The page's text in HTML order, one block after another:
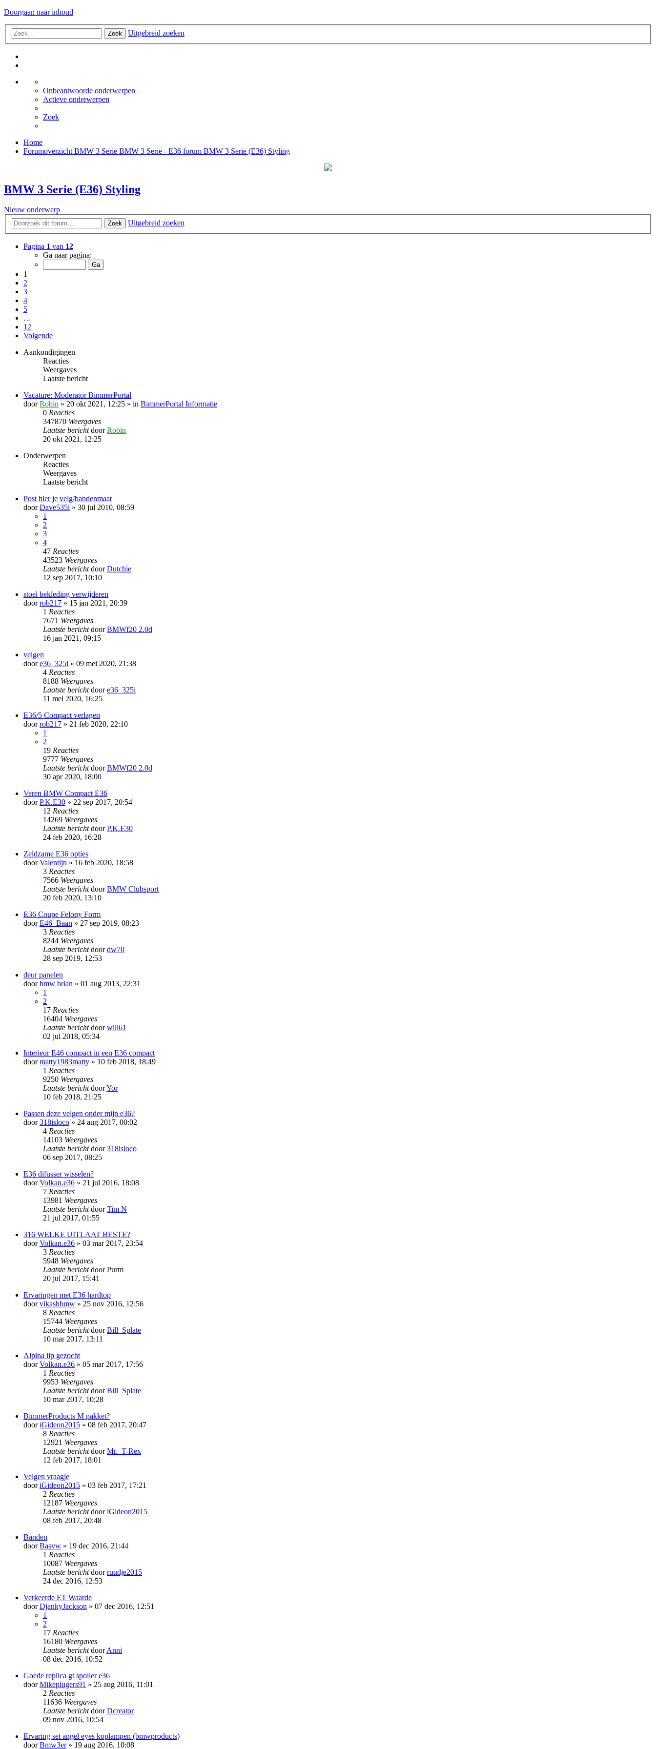
Doorgaan naar inhoud
Zoek Uitgebreid zoeken
Onbeantwoorde onderwerpen
Actieve onderwerpen
Zoek
Home
Forumoverzicht BMW 3 Serie BMW 3 Serie - E36 forum BMW 3 Serie (E36) Styling
BMW 3 Serie (E36) Styling
Nieuw onderwerp
Zoek Uitgebreid zoeken
Pagina 1 van 12
Ga naar pagina:
1
2
3
4
5
…
12
Volgende
Aankondigingen
Reacties
Weergaves
Laatste bericht
Vacature: Moderator BimmerPortal
doorRobin » 20 okt 2021, 12:25 » in BimmerPortal Informatie
0 Reacties
347870 Weergaves
Laatste berichtdoorRobin
20 okt 2021, 12:25
Onderwerpen
Reacties
Weergaves
Laatste bericht
Post hier je velg/bandenmaat
doorDave535i » 30 jul 2010, 08:59
1
2
3
4
47 Reacties
43523 Weergaves
Laatste berichtdoorDutchie
12 sep 2017, 10:10
stoel bekleding verwijderen
doorrob217 » 15 jan 2021, 20:39
1 Reacties
7671 Weergaves
Laatste berichtdoorBMWf20 2.0d
16 jan 2021, 09:15
velgen
doore36_325i » 09 mei 2020, 21:38
4 Reacties
8188 Weergaves
Laatste berichtdoore36_325i
11 mei 2020, 16:25
E36/5 Compact verlagen
doorrob217 » 21 feb 2020, 22:10
1
2
19 Reacties
9777 Weergaves
Laatste berichtdoorBMWf20 2.0d
30 apr 2020, 18:00
Veren BMW Compact E36
doorP.K.E30 » 22 sep 2017, 20:54
12 Reacties
14269 Weergaves
Laatste berichtdoorP.K.E30
24 feb 2020, 16:28
Zeldzame E36 opties
doorValentijn » 16 feb 2020, 18:58
3 Reacties
7566 Weergaves
Laatste berichtdoorBMW Clubsport
20 feb 2020, 13:10
E36 Coupe Felony Form
doorE46_Baan » 27 sep 2019, 08:23
3 Reacties
8244 Weergaves
Laatste berichtdoordw70
28 sep 2019, 12:53
deur panelen
doorbmw brian » 01 aug 2013, 22:31
1
2
17 Reacties
16404 Weergaves
Laatste berichtdoorwill61
02 jul 2018, 05:34
Interieur E46 compact in een E36 compact
doormatty1983matty » 10 feb 2018, 18:49
1 Reacties
9250 Weergaves
Laatste berichtdoorYor
10 feb 2018, 21:25
Passen deze velgen onder mijn e36?
door318isloco » 24 aug 2017, 00:02
4 Reacties
14103 Weergaves
Laatste berichtdoor318isloco
06 sep 2017, 08:25
E36 difusser wisselen?
doorVolkan.e36 » 21 jul 2016, 18:08
7 Reacties
13981 Weergaves
Laatste berichtdoorTim N
21 jul 2017, 01:55
316 WELKE UITLAAT BESTE?
doorVolkan.e36 » 03 mar 2017, 23:54
3 Reacties
5948 Weergaves
Laatste berichtdoorPurm
20 jul 2017, 15:41
Ervaringen met E36 hardtop
doorvikashbmw » 25 nov 2016, 12:56
8 Reacties
15744 Weergaves
Laatste berichtdoorBill_Splate
10 mar 2017, 13:11
Alpina lip gezocht
doorVolkan.e36 » 05 mar 2017, 17:56
1 Reacties
9953 Weergaves
Laatste berichtdoorBill_Splate
10 mar 2017, 10:28
BimmerProducts M pakket?
dooriGideon2015 » 08 feb 2017, 20:47
8 Reacties
12921 Weergaves
Laatste berichtdoorMr._T-Rex
12 feb 2017, 18:01
Velgen vraagje
dooriGideon2015 » 03 feb 2017, 17:21
2 Reacties
12187 Weergaves
Laatste berichtdooriGideon2015
08 feb 2017, 20:48
Banden
doorBasvw » 19 dec 2016, 21:44
1 Reacties
10087 Weergaves
Laatste berichtdoorruudje2015
24 dec 2016, 12:53
Verkeerde ET Waarde
doorDjankyJackson » 07 dec 2016, 12:51
1
2
17 Reacties
16180 Weergaves
Laatste berichtdoorAnni
08 dec 2016, 10:52
Goede replica gt spoiler e36
doorMikeplugers91 » 25 aug 2016, 11:01
2 Reacties
11636 Weergaves
Laatste berichtdoorDcreator
09 nov 2016, 10:54
Ervaring set angel eyes koplampen (bmwproducts)
doorBmw3er» 19 aug 2016, 10:08